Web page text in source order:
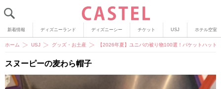
新着情報 ディズニーランド ディズニーシー チケット USJ ホテル空室
ホーム USJ グッズ・お土産 【2026年夏】ユニバの被り物100選！バケットハット
スヌーピーの麦わら帽子